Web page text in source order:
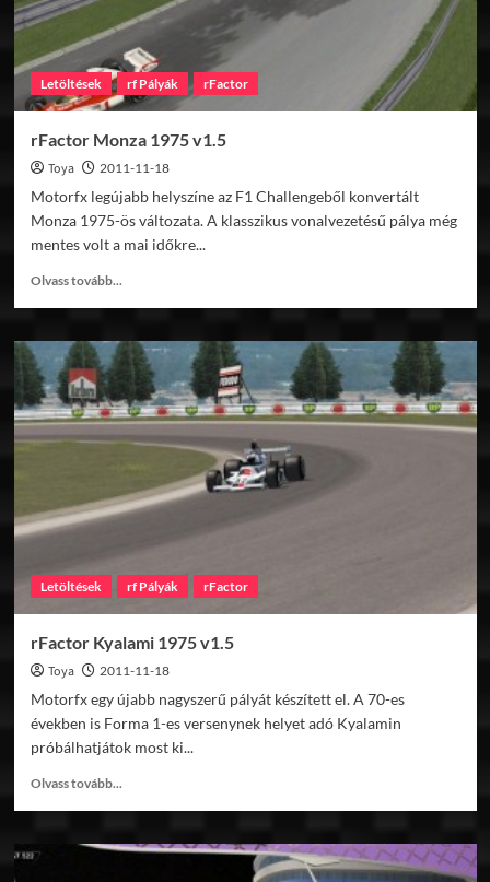
Letöltések rf Pályák rFactor
rFactor Monza 1975 v1.5
Toya 2011-11-18
Motorfx legújabb helyszíne az F1 Challengeből konvertált
Monza 1975-ös változata. A klasszikus vonalvezetésű pálya még
mentes volt a mai időkre...
Olvass tovább...
rFactor
Monza
1975
v1.5
Letöltések rf Pályák rFactor
rFactor Kyalami 1975 v1.5
Toya 2011-11-18
Motorfx egy újabb nagyszerű pályát készített el. A 70-es
években is Forma 1-es versenynek helyet adó Kyalamin
próbálhatjátok most ki...
Olvass tovább...
rFactor